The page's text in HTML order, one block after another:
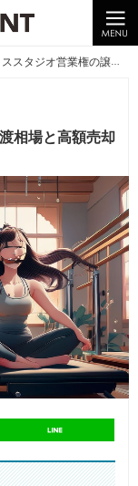
営業権の譲渡相場と高額売却の秘訣
相場と高額売却
かりやすくご紹介
entry887
営業権の譲渡相場と高額売却の秘訣